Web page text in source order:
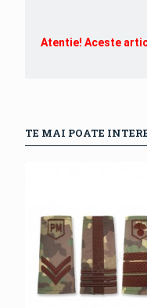
Atentie! Aceste
TE MAI POATE